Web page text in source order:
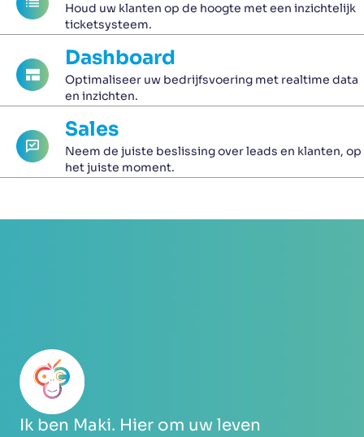
Houd uw klanten op de hoogte met een inzichtelijk
ticketsysteem.
Dashboard
Optimaliseer uw bedrijfsvoering met realtime data
en inzichten.
Sales
Neem de juiste beslissing over leads en klanten, op
het juiste moment.
Ik ben Maki. Hier om uw leven